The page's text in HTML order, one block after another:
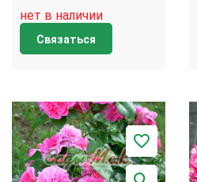
нет в наличии
Связаться